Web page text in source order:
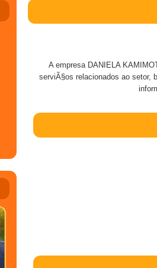
A empresa DANIELA
serviÃ§os relacionados ao setor,